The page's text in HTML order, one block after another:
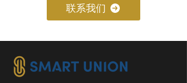
联系我们